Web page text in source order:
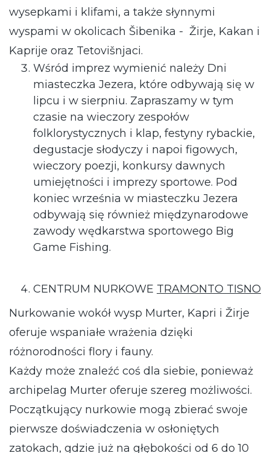
wysepkami i klifami, a także słynnymi
wyspami w okolicach Šibenika - Žirje, Kakan i
Kaprije oraz Tetovišnjaci.
Wśród imprez wymienić należy Dni
miasteczka Jezera, które odbywają się w
lipcu i w sierpniu. Zapraszamy w tym
czasie na wieczory zespołów
folklorystycznych i klap, festyny rybackie,
degustacje słodyczy i napoi figowych,
wieczory poezji, konkursy dawnych
umiejętności i imprezy sportowe. Pod
koniec września w miasteczku Jezera
odbywają się również międzynarodowe
zawody wędkarstwa sportowego Big
Game Fishing.
CENTRUM NURKOWE TRAMONTO TISNO
Nurkowanie wokół wysp Murter, Kapri i Žirje
oferuje wspaniałe wrażenia dzięki
różnorodności flory i fauny.
Każdy może znaleźć coś dla siebie, ponieważ
archipelag Murter oferuje szereg możliwości.
Początkujący nurkowie mogą zbierać swoje
pierwsze doświadczenia w osłoniętych
zatokach, gdzie już na głębokości od 6 do 10